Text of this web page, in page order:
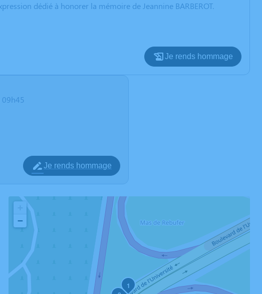
dédié à honorer la mémoire de Jeannine BARBEROT.
Je rends hommage
09h45
Je rends hommage
1
−